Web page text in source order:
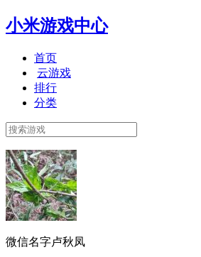
小米游戏中心
首页
云游戏
排行
分类
微信名字卢秋凤